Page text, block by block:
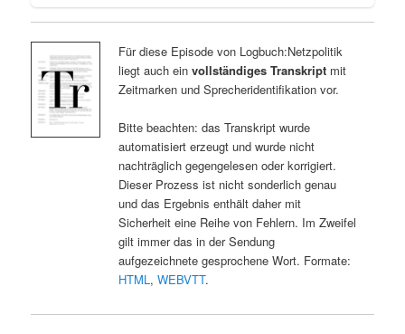
Für diese Episode von Logbuch:Netzpolitik
liegt auch ein vollständiges Transkriptmit
Zeitmarken und Sprecheridentifikation vor.
Bitte beachten: das Transkript wurde
automatisiert erzeugt und wurde nicht
nachträglich gegengelesen oder korrigiert.
Dieser Prozess ist nicht sonderlich genau
und das Ergebnis enthält daher mit
Sicherheit eine Reihe von Fehlern. Im Zweifel
gilt immer das in der Sendung
aufgezeichnete gesprochene Wort. Formate:
HTML, WEBVTT.